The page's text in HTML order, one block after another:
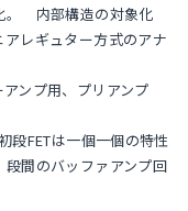
。 内部構造の対象化
レギュター方式のアナ
ンプ用、プリアンプ
FETは一個一個の特性
間のバッファアンプ回